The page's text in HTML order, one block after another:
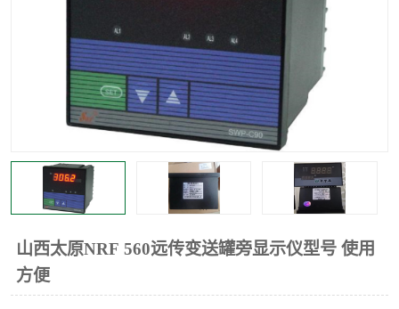
山西太原NRF 560远传变送罐旁显示仪型号 使用
方便
温度传感器变送器
压力变送器 电容物位计
温度显示控制仪表 电量变送器
工业自动化系统成套设备